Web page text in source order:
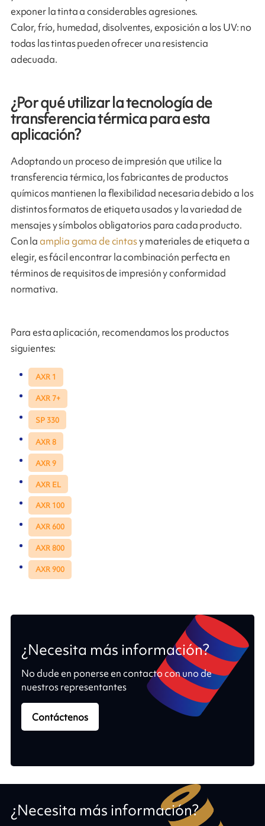
exponer la tinta a considerables agresiones.
Calor, frío, humedad, disolventes, exposición a los UV: no
todas las tintas pueden ofrecer una resistencia
adecuada.
¿Por qué utilizar la tecnología de
transferencia térmica para esta
aplicación?
Adoptando un proceso de impresión que utilice la
transferencia térmica, los fabricantes de productos
químicos mantienen la flexibilidad necesaria debido a los
distintos formatos de etiqueta usados y la variedad de
mensajes y símbolos obligatorios para cada producto.
Con laamplia gama de cintasy materiales de etiqueta a
elegir, es fácil encontrar la combinación perfecta en
términos de requisitos de impresión y conformidad
normativa.
Para esta aplicación, recomendamos los productos
siguientes:
AXR 1
AXR 7+
SP 330
AXR 8
AXR 9
AXR EL
AXR 100
AXR 600
AXR 800
AXR 900
¿Necesita más información?
No dude en ponerse en contacto con uno de
nuestros representantes
Contáctenos
¿Necesita más información?